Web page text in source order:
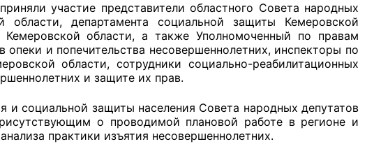
качества условий
участие представители областного Совета народных
области, департамента социальной защиты Кемеровской
Кемеровской области, а также Уполномоченный по правам
и попечительства несовершеннолетних, инспекторы по
области, сотрудники социально-реабилитационных
и защите их прав.
и социальной защиты населения Совета народных депутатов
о проводимой плановой работе в регионе и
практики изъятия несовершеннолетних.